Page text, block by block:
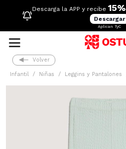
Descarga la APP y recibe 15%
Descargar
Aplican TyC
Volver
Infantil Niñas Leggins y Pantalones